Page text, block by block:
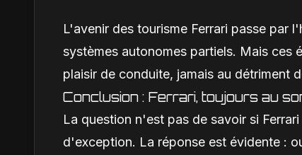
L'avenir des tourisme Ferrari passe par
systèmes autonomes partiels. Mais ces
plaisir de conduite, jamais au détriment
Conclusion : Ferrari, toujours au
La question n'est pas de savoir si
d'exception. La réponse est évidente :